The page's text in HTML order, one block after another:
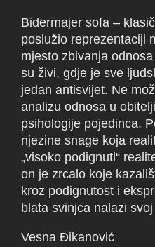
Bidermajer sofa –
poslužio reprezentaciji
mjesto zbivanja
su živi, gdje je sve
jedan antisvijet. Ne
analizu odnosa u
psihologije pojedinca.
njezine snage koja
„visoko podignuti“
on je zrcalo koje
kroz podignutost i
blata svinjca nalazi
Vesna Đikanović